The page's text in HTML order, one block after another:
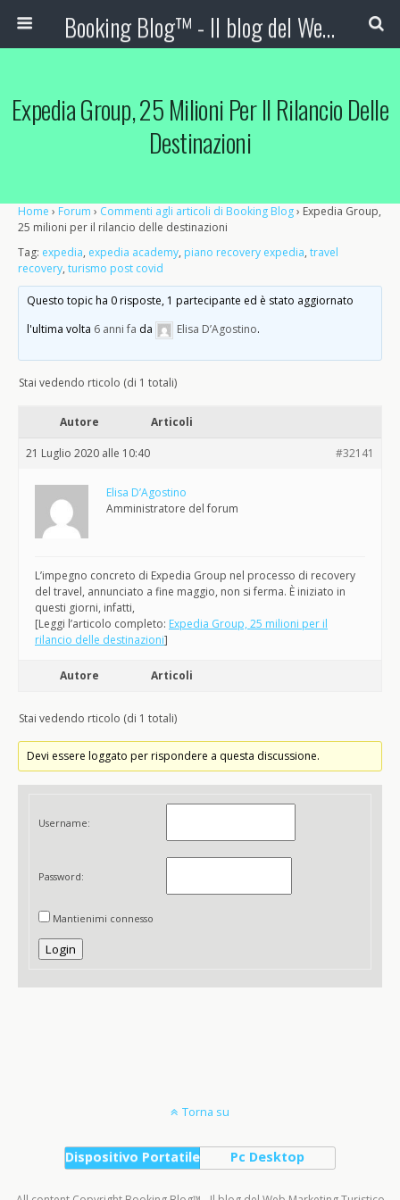
Booking Blog™ - Il blog del Web Marketing Turistico
Expedia Group, 25 Milioni Per Il Rilancio Delle
Destinazioni
Home › Forum › Commenti agli articoli di Booking Blog› Expedia Group,
25 milioni per il rilancio delle destinazioni
Tag: expedia, expedia academy, piano recovery expedia, travel
recovery, turismo post covid
Questo topic ha 0 risposte, 1 partecipante ed è stato aggiornato
l'ultima volta 6 anni fa da Elisa D’Agostino.
Stai vedendo rticolo (di 1 totali)
Autore Articoli
21 Luglio 2020 alle 10:40 #32141
Elisa D’Agostino
Amministratore del forum
L’impegno concreto di Expedia Group nel processo di recovery
del travel, annunciato a fine maggio, non si ferma. È iniziato in
questi giorni, infatti,
[Leggi l’articolo completo: Expedia Group, 25 milioni per il
rilancio delle destinazioni]
Autore Articoli
Stai vedendo rticolo (di 1 totali)
Devi essere loggato per rispondere a questa discussione.
Username:
Password:
Mantienimi connesso
Login
Torna su
Dispositivo Portatile Pc Desktop